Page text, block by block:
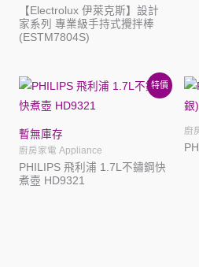
【Electrolux 伊萊克斯】設計
家系列 專業級手持式攪拌棒
(ESTM7804S)
特價
暫無庫存
廚房家電 Appliance
PHILIPS 飛利浦 1.7L不鏽鋼快
煮壺 HD9321
廚